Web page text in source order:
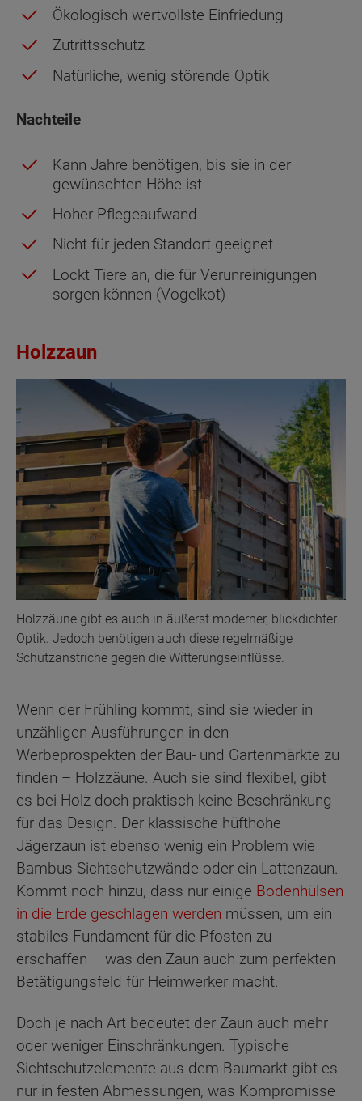
Ökologisch wertvollste Einfriedung
Zutrittsschutz
Natürliche, wenig störende Optik
Nachteile
Kann Jahre benötigen, bis sie in der
gewünschten Höhe ist
Hoher Pflegeaufwand
Nicht für jeden Standort geeignet
Lockt Tiere an, die für Verunreinigungen
sorgen können (Vogelkot)
Holzzaun
Holzzäune gibt es auch in äußerst moderner, blickdichter
Optik. Jedoch benötigen auch diese regelmäßige
Schutzanstriche gegen die Witterungseinflüsse.
Wenn der Frühling kommt, sind sie wieder in
unzähligen Ausführungen in den
Werbeprospekten der Bau- und Gartenmärkte zu
finden – Holzzäune. Auch sie sind flexibel, gibt
es bei Holz doch praktisch keine Beschränkung
für das Design. Der klassische hüfthohe
Jägerzaun ist ebenso wenig ein Problem wie
Bambus-Sichtschutzwände oder ein Lattenzaun.
Kommt noch hinzu, dass nur einige Bodenhülsen
in die Erde geschlagen werden müssen, um ein
stabiles Fundament für die Pfosten zu
erschaffen – was den Zaun auch zum perfekten
Betätigungsfeld für Heimwerker macht.
Doch je nach Art bedeutet der Zaun auch mehr
oder weniger Einschränkungen. Typische
Sichtschutzelemente aus dem Baumarkt gibt es
nur in festen Abmessungen, was Kompromisse